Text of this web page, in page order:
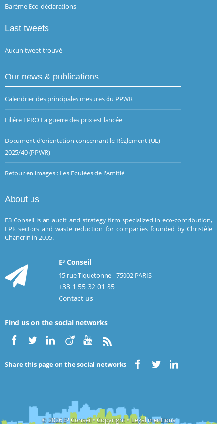
Barème Eco-déclarations
Last tweets
Aucun tweet trouvé
Our news & publications
Calendrier des principales mesures du PPWR
Filière EPRO La guerre des prix est lancée
Document d’orientation concernant le Règlement (UE)
2025/40 (PPWR)
Retour en images : Les Foulées de l'Amitié
About us
E3 Conseil is an audit and strategy firm specialized in eco-contribution,
EPR sectors and waste reduction for companies founded by Christèle
Chancrin in 2005.
E³ Conseil
15 rue Tiquetonne - 75002 PARIS
+33 1 55 32 01 85
Contact us
Find us on the social networks
Share this page on the social networks
© 2026 E³ Conseil • Copyright• Legal mentions